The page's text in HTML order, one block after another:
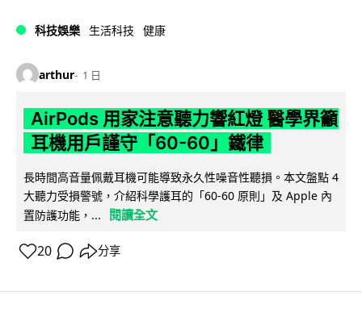
科技娛樂 生活科技 健康
arthur 1 日
AirPods 用家注意聽力響紅燈 醫學界籲
耳機用戶謹守「60-60」鐵律
長時間高音量佩戴耳機可能導致永久性噪音性聽損。本文盤點 4
大聽力受損警號，介紹科學護耳的「60-60 原則」及 Apple 內
置防護功能，...
閱讀全文
20 分享